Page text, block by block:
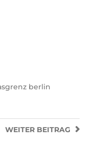
berlin
WEITER BEITRAG